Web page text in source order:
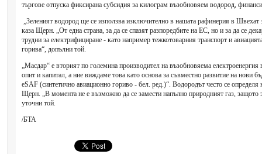
търгове отпуска фиксирана субсидия за килограм възобновяем водород,
„Зеленият водород ще се използва изключително в нашата рафинерия в Швехат
каза Щерн. „От една страна, за да се спазят разпоредбите на ЕС, но и за да се
трудни за електрифициране - като например тежкотоварния транспорт и
горива“, допълни той.
„Масдар“ е вторият по големина производител на възобновяема
опит и капитал, а ние виждаме това като основа за съвместно развитие на нови
eSAF (синтетично авиационно гориво - бел. ред.)“. Водородът често се определя
Щерн. „В момента не е възможно да се замести напълно природният газ, защото
уточни той.
/БТА